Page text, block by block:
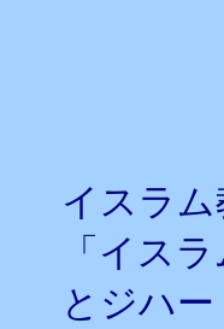
イスラ
「イス
とジハ